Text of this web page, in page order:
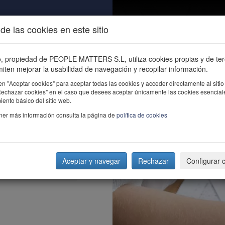
ÚNETE CONTACTO
1 de Mayo
las cookies en este sitio
propiedad de PEOPLE MATTERS S.L, utiliza cookies propias y de
mejorar la usabilidad de navegación y recopilar información.
"Aceptar cookies" para aceptar todas las cookies y acceder directamente al
cookies" en el caso que desees aceptar únicamente las cookies
básico del sitio web.
más información consulta la página de política de cookies
Aceptar y navegar Rechazar Configurar